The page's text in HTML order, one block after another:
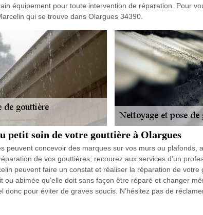
équipement pour toute intervention de réparation. Pour
qui se trouve dans Olargues 34390.
petit soin de votre gouttière à Olargues
peuvent concevoir des marques sur vos murs ou plafonds,
de vos gouttières, recourez aux services d’un
peuvent faire un constat et réaliser la réparation de votre
ou abimée qu’elle doit sans façon être réparé et changer
donc pour éviter de graves soucis. N’hésitez pas de